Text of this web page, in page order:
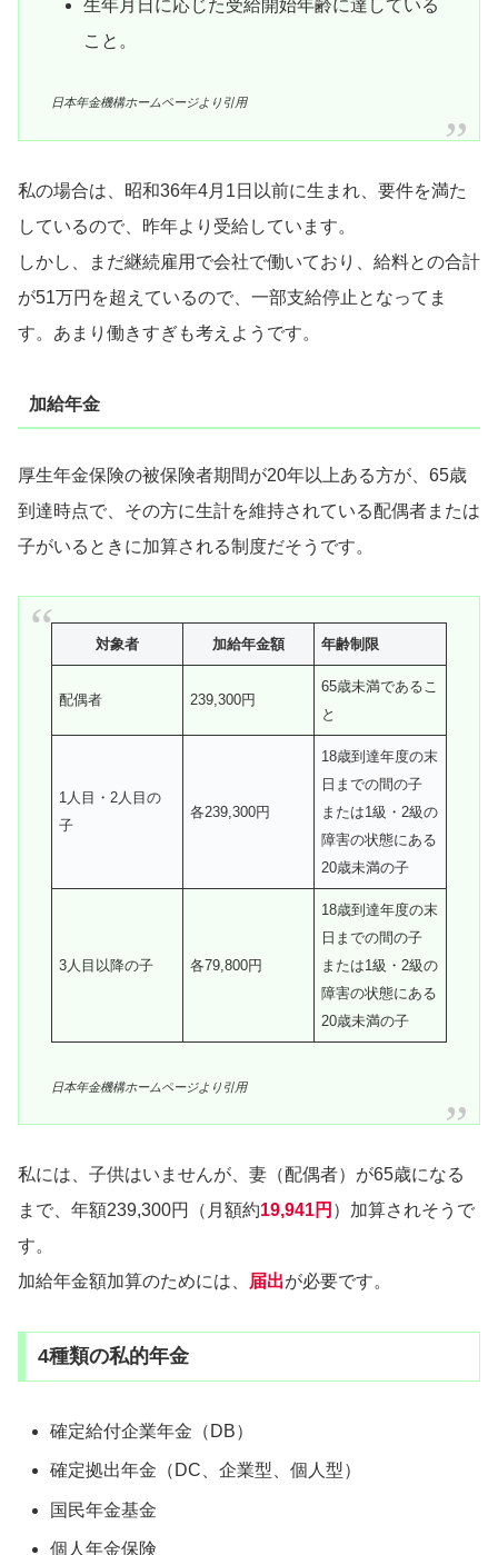
生年月日に応じた受給開始年齢に達している
こと。
日本年金機構ホームページより引用
私の場合は、昭和36年4月1日以前に生まれ、要件を満た
しているので、昨年より受給しています。
しかし、まだ継続雇用で会社で働いており、給料との合計
が51万円を超えているので、一部支給停止となってま
す。あまり働きすぎも考えようです。
加給年金
厚生年金保険の被保険者期間が20年以上ある方が、65歳
到達時点で、その方に生計を維持されている配偶者または
子がいるときに加算される制度だそうです。
対象者 加給年金額 年齢制限
配偶者 239,300円
65歳未満であるこ
と
1人目・2人目の
子
各239,300円
18歳到達年度の末
日までの間の子
または1級・2級の
障害の状態にある
20歳未満の子
3人目以降の子 各79,800円
18歳到達年度の末
日までの間の子
または1級・2級の
障害の状態にある
20歳未満の子
日本年金機構ホームページより引用
私には、子供はいませんが、妻（配偶者）が65歳になる
まで、年額239,300円（月額約19,941円 ）加算されそうで
す。
加給年金額加算のためには、
届出が必要です。
4種類の私的年金
確定給付企業年金（DB）
確定拠出年金（DC、企業型、個人型）
国民年金基金
個人年金保険